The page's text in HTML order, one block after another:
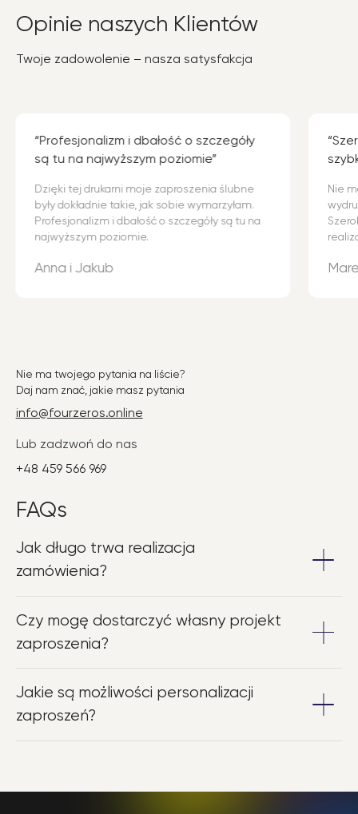
Opinie naszych Klientów
Twoje zadowolenie – nasza satysfakcja
Profesjonalizm i dbałość o szczegóły
są tu na najwyższym poziomie
Dzięki tej drukarni moje zaproszenia ślubne
były dokładnie takie, jak sobie wymarzyłam.
Profesjonalizm i dbałość o szczegóły są tu na
najwyższym poziomie.
Anna i Jakub
Nie
Nie ma twojego pytania na liście?
Daj nam znać, jakie masz pytania
info@fourzeros.online
Lub zadzwoń do nas
+48 459 566 969
FAQs
Jak długo trwa realizacja
zamówienia?
roboczych, ale jesteśmy elastyczni i staramy się
dopasować do indywidualnych potrzeb klientów.
Czy mogę dostarczyć własny projekt
zaproszenia?
zaproszenia z dostarczonego projektu, zapewniając
jednocześnie wsparcie i porady naszych specjalistów.
Jakie są możliwości personalizacji
zaproszeń?